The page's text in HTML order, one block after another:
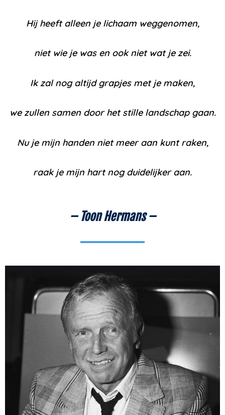
Hij heeft alleen je lichaam weggenomen,
niet wie je was en ook niet wat je zei.
Ik zal nog altijd grapjes met je maken,
we zullen samen door het stille landschap gaan.
Nu je mijn handen niet meer aan kunt raken,
raak je mijn hart nog duidelijker aan.
– Toon Hermans –